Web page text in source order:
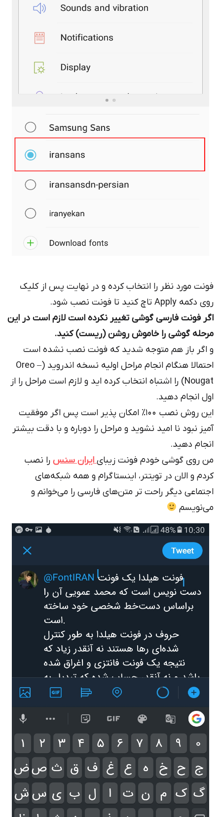
فونت مورد نظر را انتخاب کرده و در نهایت پس از کلیک
روی دکمه Apply تاچ کنید تا فونت نصب شود.
اگر فونت فارسی گوشی تغییر نکرده است لازم است در این
مرحله گوشی را خاموش روشن (ریست) کنید.
و اگر باز هم متوجه شدید که فونت نصب نشده است
احتمالا هنگام انجام مراحل اولیه نسخه اندروید (Oreo –
Nougat) را اشتباه انتخاب کرده اید و لازم است مراحل را از
اول انجام دهید.
این روش نصب ۱۰۰٪ امکان پذیر است پس اگر موفقیت
آمیز نبود نا امید نشوید و مراحل را دوباره و با دقت بیشتر
انجام دهید.
من روی گوشی خودم فونت زیبایایران سنسرا نصب
کردم و الان در تویتتر، اینستاگرام و همه شبکه‌های
اجتماعی دیگر راحت تر متن‌های فارسی را می‌خوانم و
می‌نویسم